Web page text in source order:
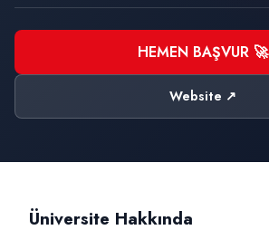
HEMEN BAŞVUR 🚀
Website ↗
Üniversite Hakkında